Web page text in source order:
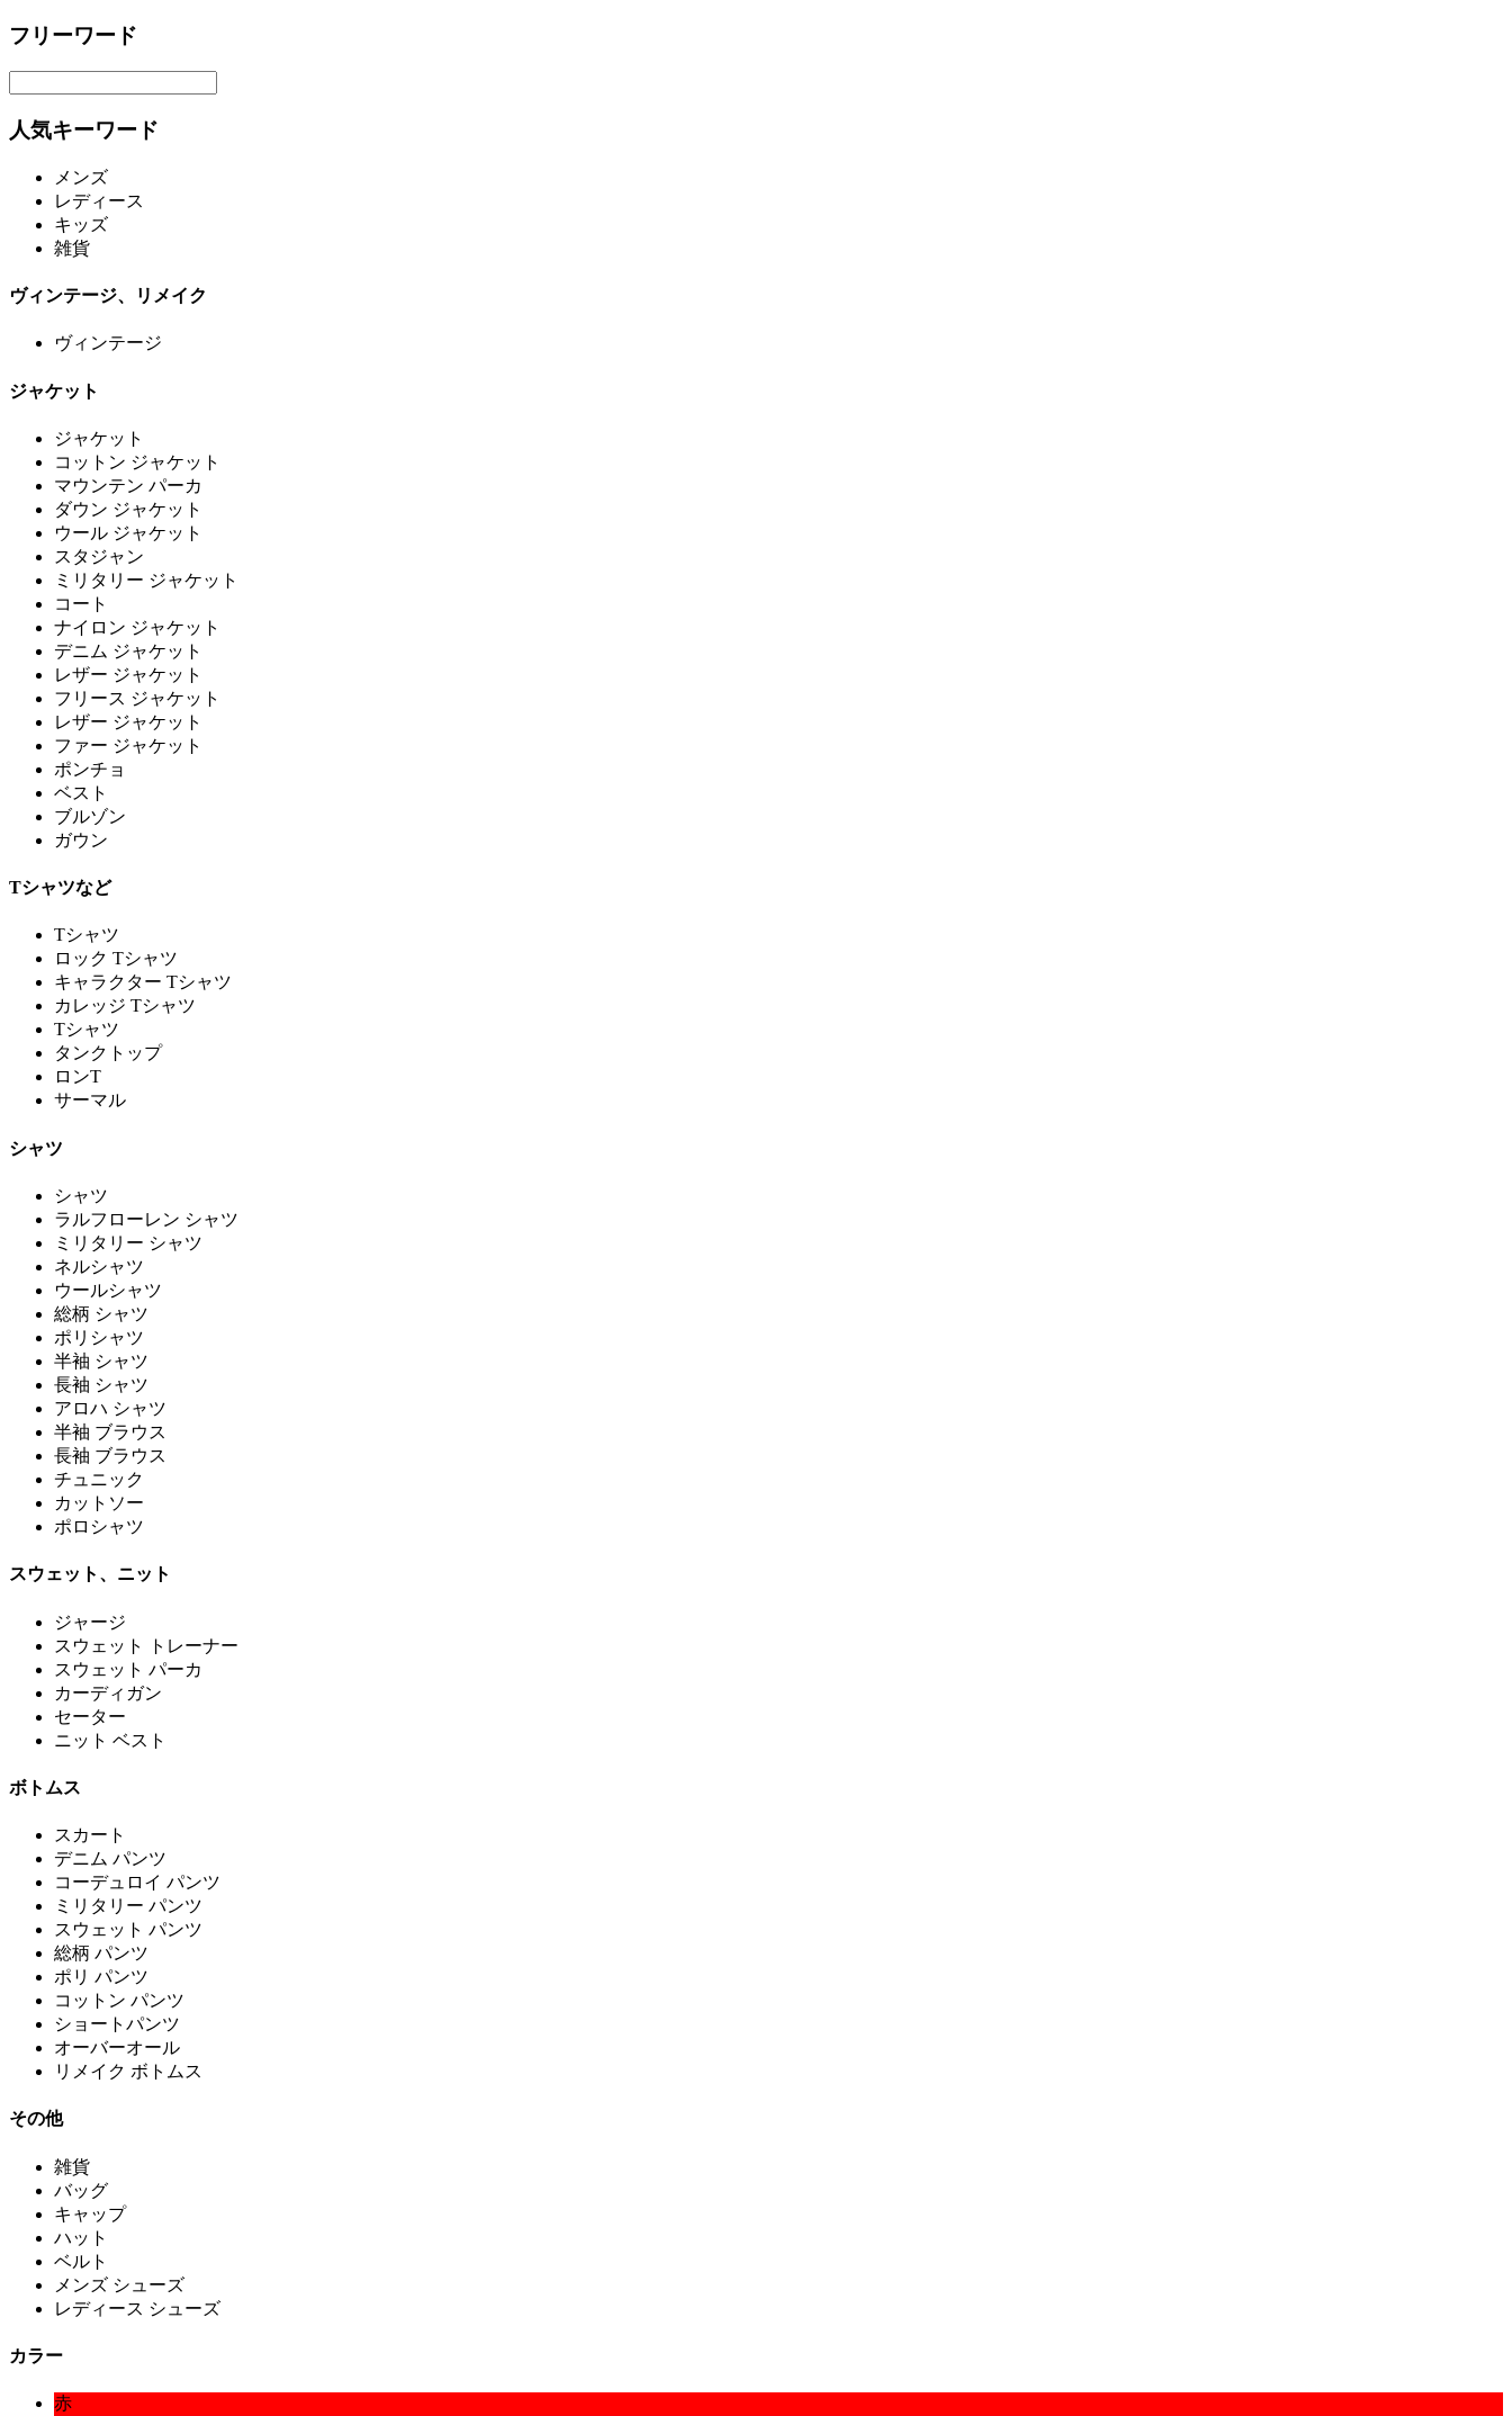
フリーワード
人気キーワード
メンズ
レディース
キッズ
雑貨
ヴィンテージ、リメイク
ヴィンテージ
ジャケット
ジャケット
コットン ジャケット
マウンテン パーカ
ダウン ジャケット
ウール ジャケット
スタジャン
ミリタリー ジャケット
コート
ナイロン ジャケット
デニム ジャケット
レザー ジャケット
フリース ジャケット
レザー ジャケット
ファー ジャケット
ポンチョ
ベスト
ブルゾン
ガウン
Tシャツなど
Tシャツ
ロック Tシャツ
キャラクター Tシャツ
カレッジ Tシャツ
Tシャツ
タンクトップ
ロンT
サーマル
シャツ
シャツ
ラルフローレン シャツ
ミリタリー シャツ
ネルシャツ
ウールシャツ
総柄 シャツ
ポリシャツ
半袖 シャツ
長袖 シャツ
アロハ シャツ
半袖 ブラウス
長袖 ブラウス
チュニック
カットソー
ポロシャツ
スウェット、ニット
ジャージ
スウェット トレーナー
スウェット パーカ
カーディガン
セーター
ニット ベスト
ボトムス
スカート
デニム パンツ
コーデュロイ パンツ
ミリタリー パンツ
スウェット パンツ
総柄 パンツ
ポリ パンツ
コットン パンツ
ショートパンツ
オーバーオール
リメイク ボトムス
その他
雑貨
バッグ
キャップ
ハット
ベルト
メンズ シューズ
レディース シューズ
カラー
赤